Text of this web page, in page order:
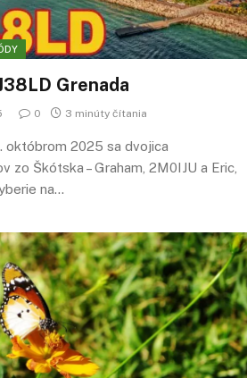
Grenada
0 3 minúty čítania
októbrom 2025 sa dvojica
zo Škótska – Graham, 2M0IJU a Eric,
na…